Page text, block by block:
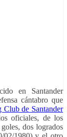
en Santander
cántabro que
Club de Santander
oficiales, de los
dos logrados